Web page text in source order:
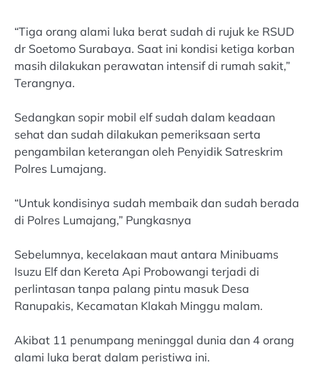
“Tiga orang alami luka berat sudah di rujuk ke RSUD
dr Soetomo Surabaya. Saat ini kondisi ketiga korban
masih dilakukan perawatan intensif di rumah sakit,”
Terangnya.
Sedangkan sopir mobil elf sudah dalam keadaan
sehat dan sudah dilakukan pemeriksaan serta
pengambilan keterangan oleh Penyidik Satreskrim
Polres Lumajang.
“Untuk kondisinya sudah membaik dan sudah berada
di Polres Lumajang,” Pungkasnya
Sebelumnya, kecelakaan maut antara Minibuams
Isuzu Elf dan Kereta Api Probowangi terjadi di
perlintasan tanpa palang pintu masuk Desa
Ranupakis, Kecamatan Klakah Minggu malam.
Akibat 11 penumpang meninggal dunia dan 4 orang
alami luka berat dalam peristiwa ini.